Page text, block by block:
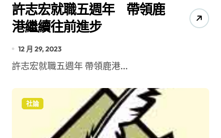
許志宏就職五週年 帶領鹿
港繼續往前進步
12 月 29, 2023
許志宏就職五週年 帶領鹿港...
社論